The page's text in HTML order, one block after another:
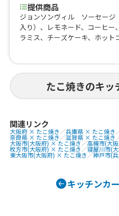
提供商品
ジョンソンヴィル ソーセージ
入り）、レモネード、コーヒー
ラミス、チーズケーキ、ホット
にわ黒牛ステーキ串、大阪梅ポ
巻きおにぎり、ハラミ重(ラン
焼肉丼、大阪美人カステラ15個
美人カステラ25個、大阪美人カ
0個、チュロス、りんご飴、大
ーク焼きそば、カステラいちご
ェ、焼き鳥、いちご飴、ビール
ば、フランクフルト、カキ氷、
タン重、唐揚げ、焼き芋、ポテ
たこ焼きのキッ
関連リンク
大阪府 × たこ焼き ／兵庫県 × たこ焼き
奈良県 × たこ焼き／滋賀県 × たこ焼き
大阪市(大阪府) × たこ焼き／高槻市(大
枚方市(大阪府) × たこ焼き／寝屋川市(
東大阪市(大阪府) × たこ焼き ／神戸市(
キッチンカ